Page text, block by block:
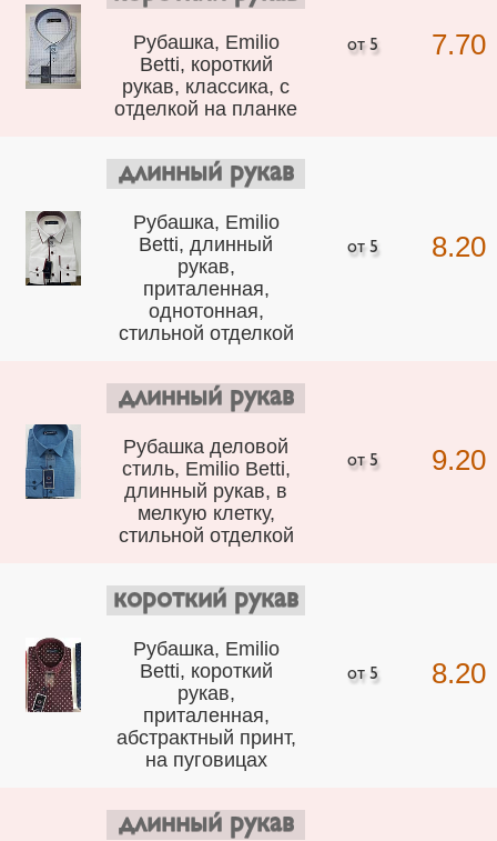
Рубашка, Emilio
Betti, короткий
рукав, классика, с
отделкой на планке
7.70
длинный рукав
Рубашка, Emilio
Betti, длинный
рукав,
приталенная,
однотонная,
стильной отделкой
8.20
длинный рукав
Рубашка деловой
стиль, Emilio Betti,
длинный рукав, в
мелкую клетку,
стильной отделкой
9.20
короткий рукав
Рубашка, Emilio
Betti, короткий
рукав,
приталенная,
абстрактный принт,
на пуговицах
8.20
длинный рукав